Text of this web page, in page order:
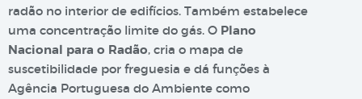
radão no interior de edifícios. Também estabelece
uma concentração limite do gás. O Plano
Nacional para o Radão, cria o mapa de
suscetibilidade por freguesia e dá funções à
Agência Portuguesa do Ambiente como